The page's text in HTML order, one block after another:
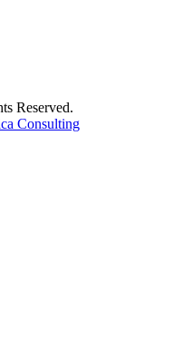
Reserved.
Consulting